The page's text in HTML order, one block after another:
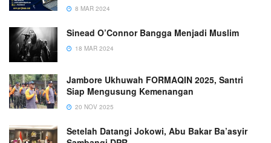
8 MAR 2024
Sinead O’Connor Bangga Menjadi Muslim
18 MAR 2024
Jambore Ukhuwah FORMAQIN 2025, Santri
Siap Mengusung Kemenangan
20 NOV 2025
Setelah Datangi Jokowi, Abu Bakar Ba’asyir